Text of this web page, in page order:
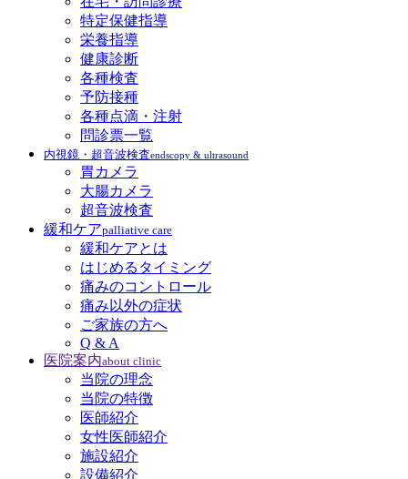
特定保健指導
栄養指導
健康診断
各種検査
予防接種
各種点滴・注射
問診票一覧
内視鏡・超音波検査endscopy & ultrasound
胃カメラ
大腸カメラ
超音波検査
緩和ケアpalliative care
緩和ケアとは
はじめるタイミング
痛みのコントロール
痛み以外の症状
ご家族の方へ
Q & A
医院案内about clinic
当院の理念
当院の特徴
医師紹介
女性医師紹介
施設紹介
設備紹介